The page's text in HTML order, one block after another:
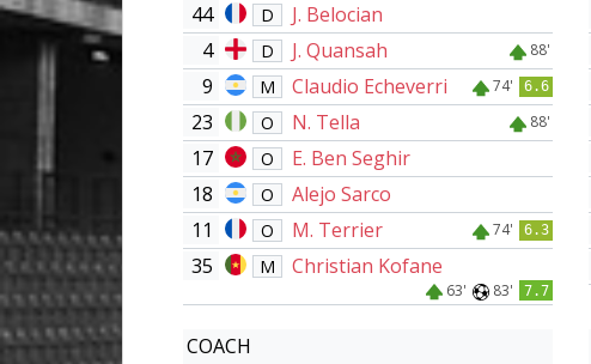
44
D
J. Belocian
4
D J. Quansah 88'
9 M Claudio Echeverri 74' 6.6
23 O N. Tella 88'
17 O
E. Ben Seghir
18
O
Alejo Sarco
11
O M. Terrier 74' 6.3
35 M Christian Kofane
63' 83' 7.7
COACH